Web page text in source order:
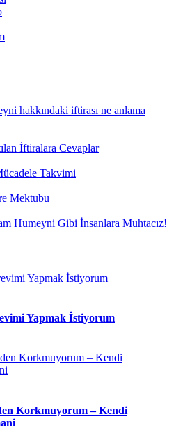
hakkındaki iftirası ne anlama
İftiralara Cevaplar
Takvimi
Mektubu
Humeyni Gibi İnsanlara Muhtacız!
Yapmak İstiyorum
Korkmuyorum – Kendi